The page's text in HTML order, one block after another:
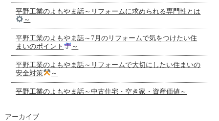
平野工業のよもやま話～リフォームに求められる専門性とは
～
平野工業のよもやま話～7月のリフォームで気をつけたい住
まいのポイント
～
平野工業のよもやま話～リフォームで大切にしたい住まいの
安全対策
～
平野工業のよもやま話～中古住宅・空き家・資産価値～
アーカイブ